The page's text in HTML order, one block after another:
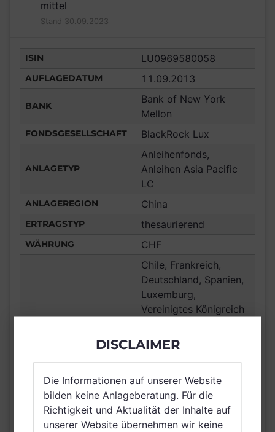
mittel
Stand 30.09.2023
ISIN LU0969580058
AUFLAGEDATUM 11.09.2013
BANK
Bank of New York
Mellon
FONDSGESELLSCHAFT BlackRock Lux
ANLAGETYP
Anleihenfonds,
Anleihen Asia Pacific
LC
ANLAGEREGION China
ERTRAGSTYP thesaurierend
WÄHRUNG CHF
VERTRIEBSZULASSUNG
Chile, Frankreich,
Deutschland, Spanien,
Luxemburg,
Vereinigtes Königreich
Nordirland, Österreich,
Schweden, Irland,
Belgien, Netherlands
(Kingdom of the),
Norwegen, Vereinigte
DISCLAIMER
Die Informationen auf unserer Website
bilden keine Anlageberatung. Für die
Richtigkeit und Aktualität der Inhalte auf
unserer Website übernehmen wir keine